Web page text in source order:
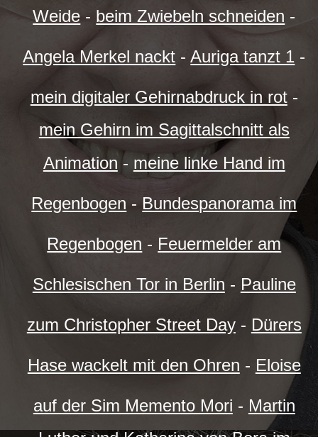
Weide - beim Zwiebeln schneiden -
Angela Merkel nackt -Auriga tanzt 1 -
mein digitaler Gehirnabdruck in rot-
mein Gehirn im Sagittalschnitt als
Animation - meine linke Hand im
Regenbogen - Bundespanorama im
Regenbogen - Feuermelder am
Schlesischen Tor in Berlin - Pauline
zum Christopher Street Day- Dürers
Hase wackelt mit den Ohren - Eloise
auf der Sim Memento Mori - Martin